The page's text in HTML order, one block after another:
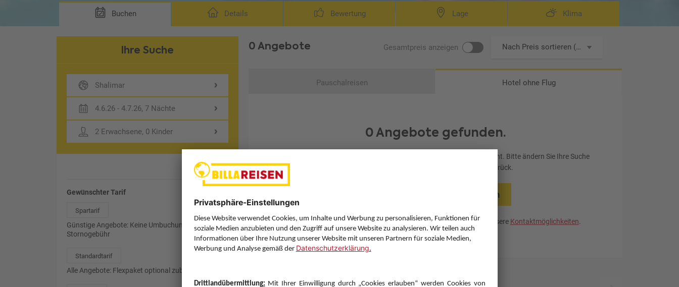
Buchen Details Bewertung Lage Klima
Ihre Suche
Shalimar
4.6.26 - 4.7.26, 7 Nächte
2 Erwachsene, 0 Kinder
Gewünschter Tarif
Spartarif
Günstige Angebote: Keine Umbuchung, 85%
Stornogebühr
Standardtarif
Alle Angebote: Flexpaket optional zubuchbar
0 Angebote Gesamtpreis anzeigen Nach Preis sortieren (aufsteigend)
Pauschalreisen Hotel ohne Flug
0 Angebote gefunden.
Leider konnten wir kein Angebot finden, das Ihren Wünschen entspricht. Bitte ändern Sie Ihre Suche
oder setzen Sie Ihre letzte Filtereinstellung zurück.
Letzten Filter zurücksetzen
Sie haben eine Frage? Wir helfen Ihnen gerne weiter. Nutzen Sie unsere Kontaktmöglichkeiten.